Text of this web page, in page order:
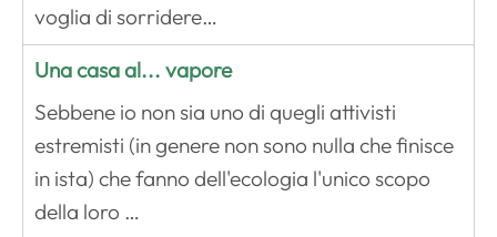
voglia di sorridere…
Una casa al... vapore
Sebbene io non sia uno di quegli attivisti
estremisti (in genere non sono nulla che finisce
in ista) che fanno dell'ecologia l'unico scopo
della loro …